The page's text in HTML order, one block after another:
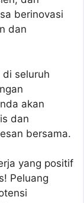
berinovasi
dan
di seluruh
akan
dan
bersama.
yang positif
Peluang